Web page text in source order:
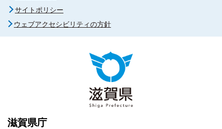
サイトポリシー
ウェブアクセシビリティの方針
滋賀県庁